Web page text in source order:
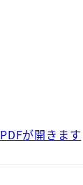
が開きます